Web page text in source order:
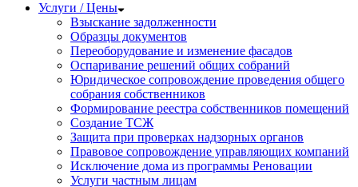
Услуги / Цены
Взыскание задолженности
Образцы документов
Переоборудование и изменение фасадов
Оспаривание решений общих собраний
Юридическое сопровождение проведения общего
собрания собственников
Формирование реестра собственников помещений
Создание ТСЖ
Защита при проверках надзорных органов
Правовое сопровождение управляющих компаний
Исключение дома из программы Реновации
Услуги частным лицам